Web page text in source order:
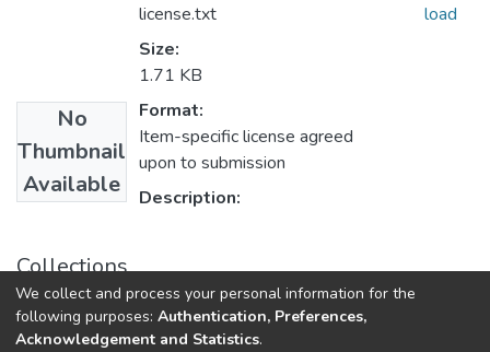
No
Thumbnail
Available
license.txt
Size:
1.71 KB
Format:
Item-specific license agreed
upon to submission
Description:
load
Collections
Діалог: Медіа-студії
We collect and process your personal information for the
following purposes: Authentication, Preferences,
Acknowledgement and Statistics.